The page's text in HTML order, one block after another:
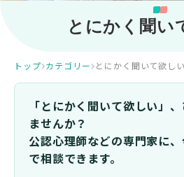
とにかく聞い
トップ カテゴリー とにかく聞いて欲しい
「とにかく聞いて欲しい」
ませんか？
公認心理師などの専門家に
で相談できます。